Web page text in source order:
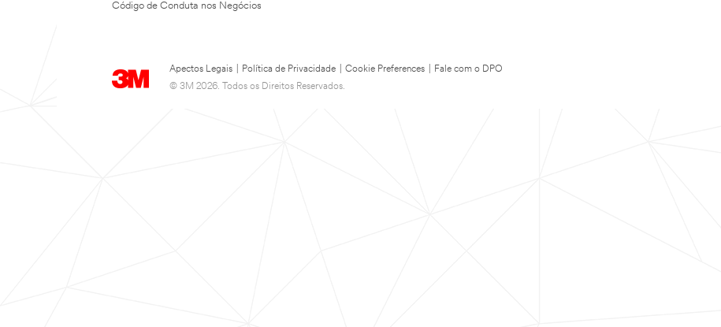
Código de Conduta nos Negócios
Apectos Legais Política de Privacidade Cookie Preferences
Fale com o DPO
© 3M 2026. Todos os Direitos Reservados.